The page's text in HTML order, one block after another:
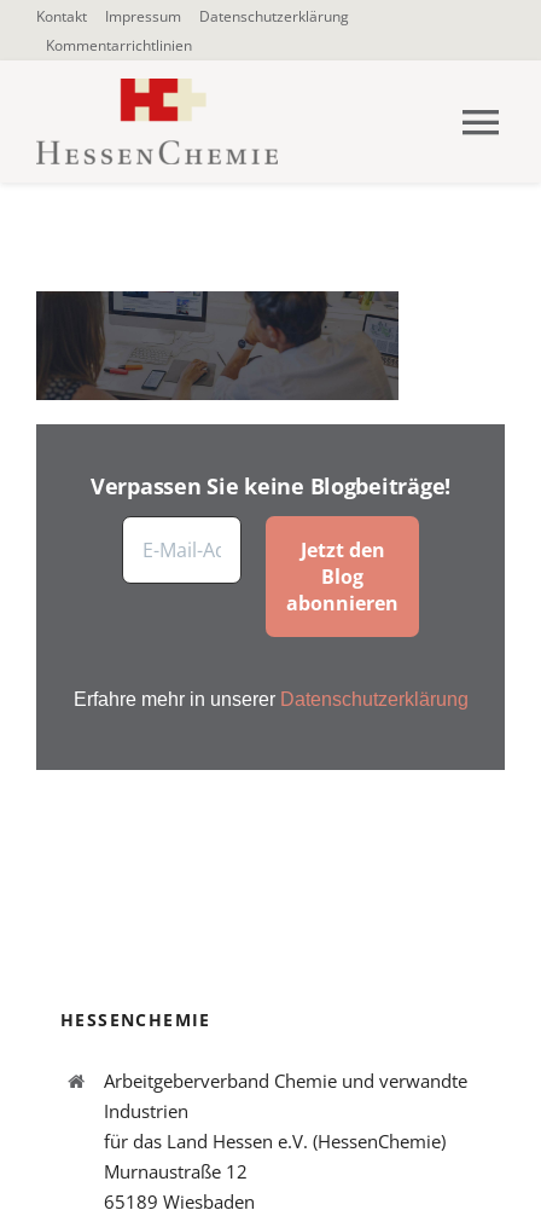
Zum
Inhalt
Kontakt Impressum
Datenschutzerklärung
Kommentarrichtlinien
Über uns
Blogbeiträge
Verpassen Sie keine Blogbeiträge!
Erfahre mehr in unserer Datenschutzerklärung
HESSENCHEMIE
Arbeitgeberverband Chemie und verwandte
Industrien
für das Land Hessen e.V. (HessenChemie)
Murnaustraße 12
65189 Wiesbaden